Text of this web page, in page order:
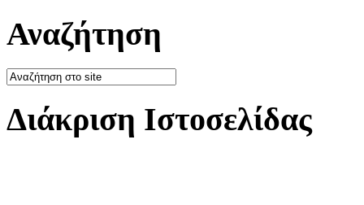
Αναζήτηση
Διάκριση Ιστοσελίδας